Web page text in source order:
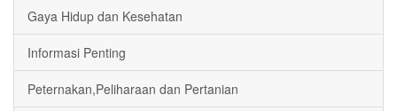
Gaya Hidup dan Kesehatan
Informasi Penting
Peternakan,Peliharaan dan Pertanian